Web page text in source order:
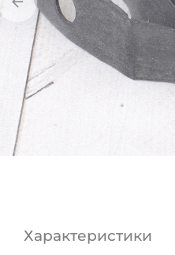
Характеристики